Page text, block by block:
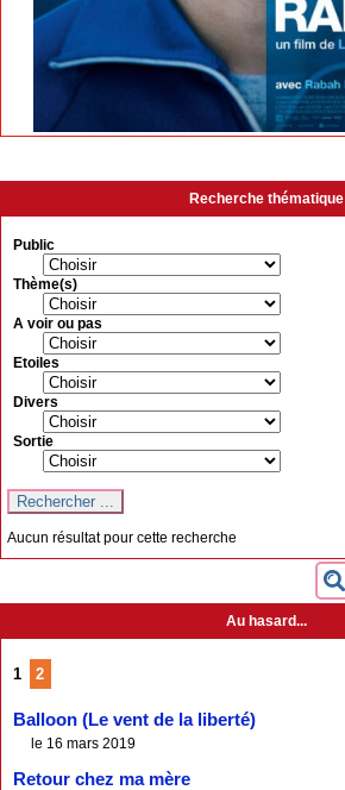
Recherche thématique
Public
Thème(s)
A voir ou pas
Etoiles
Divers
Sortie
Aucun résultat pour cette recherche
Au hasard...
1 2
Balloon (Le vent de la liberté)
le 16 mars 2019
Retour chez ma mère